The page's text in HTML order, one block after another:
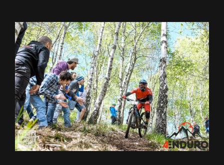
Ingrandisci
immagine